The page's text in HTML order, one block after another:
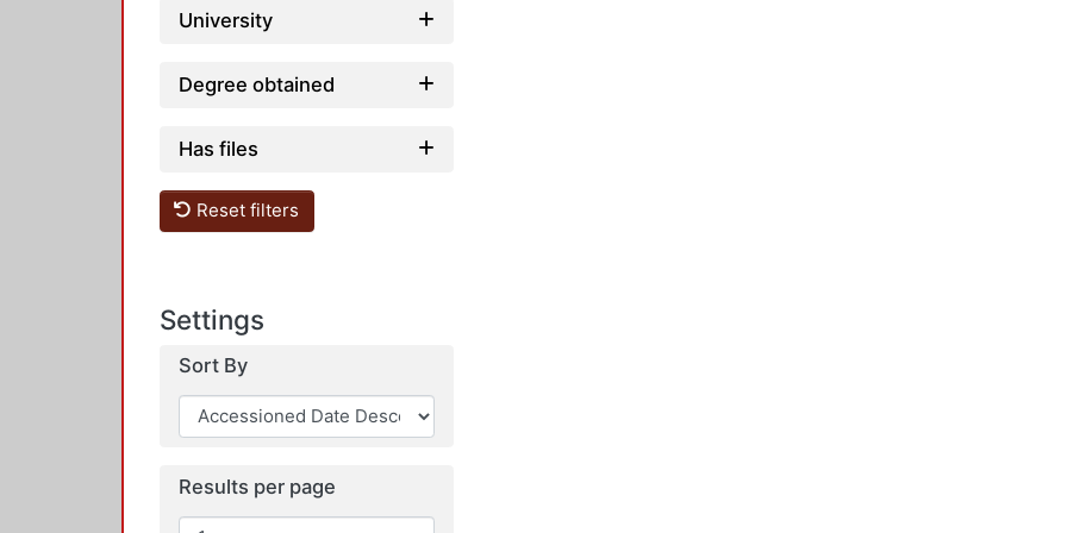
University
Degree obtained
Has files
Reset filters
Settings
Sort By
Results per page